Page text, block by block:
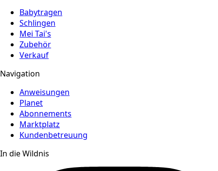
Babytragen
Schlingen
Mei Tai's
Zubehör
Verkauf
Navigation
Anweisungen
Planet
Abonnements
Marktplatz
Kundenbetreuung
In die Wildnis